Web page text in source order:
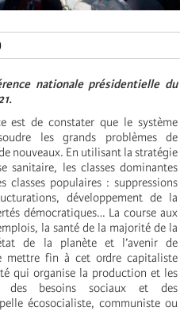
nationale présidentielle du
est de constater que le système
les grands problèmes de
nouveaux. En utilisant la stratégie
sanitaire, les classes dominantes
populaires : suppressions
développement de la
démocratiques… La course aux
la santé de la majorité de la
de la planète et l’avenir de
mettre fin à cet ordre capitaliste
qui organise la production et les
des besoins sociaux et des
écosocialiste, communiste ou